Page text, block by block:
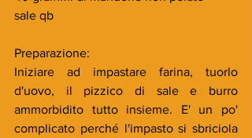
sale qb
Preparazione:
Iniziare ad impastare farina, tuorlo
d'uovo, il pizzico di sale e burro
ammorbidito tutto insieme. E' un po'
complicato perché l'impasto si sbriciola